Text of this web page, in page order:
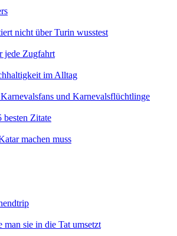
nicht über Turin wusstest
jede Zugfahrt
im Alltag
und Karnevalsflüchtlinge
Zitate
machen muss
man sie in die Tat umsetzt